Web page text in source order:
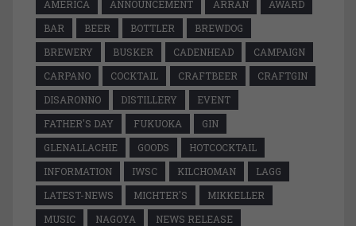
AMERICA ANNOUNCEMENT ARRAN
AWARD
BAR
BEER BOTTLER
BREWDOG
BREWERY
BUSKER CADENHEAD
CAMPAIGN
CARPANO
COCKTAIL CRAFTBEER
CRAFTGIN
DISARONNO
DISTILLERY
EVENT
FATHER'S DAY
FUKUOKA
GIN
GLENALLACHIE
GOODS
HOTCOCKTAIL
INFORMATION
IWSC KILCHOMAN
LAGG
LATEST-NEWS
MICHTER'S
MIKKELLER
MUSIC
NAGOYA
NEWS RELEASE